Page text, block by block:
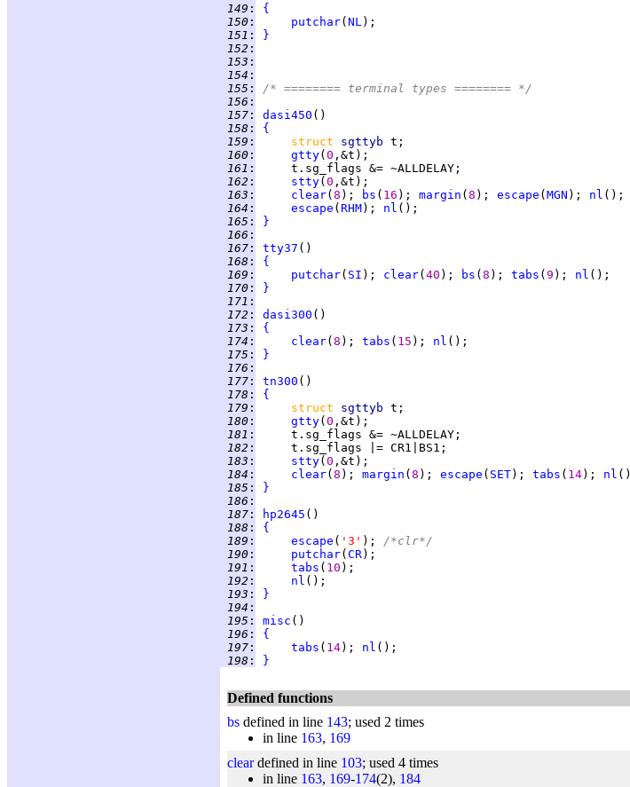
149 :
{
150 : putchar( NL
151 :
}
152 :
153 :
154 :
155 :
/* ======== terminal types ======== */
156 :
157 : dasi450
158 :
{
159 : struct sgttyb
160 : gtty( 0
161 :
162 : stty( 0
163 : clear( 8 ); bs ( 16 ); margin ( 8 ); escape ( MGN ); nl ();
164 : escape ( RHM); nl
165 :
}
166 :
167 : tty37
168 :
{
169 : putchar( SI ); clear( 40 ); bs ( 8 ); tabs ( 9 ); nl
170 :
}
171 :
172 : dasi300
173 :
{
174 : clear( 8 ); tabs ( 15 ); nl
175 :
}
176 :
177 : tn300
178 :
{
179 : struct sgttyb
180 : gtty( 0
181 :
182 :
183 : stty( 0
184 : clear( 8 ); margin ( 8 ); escape ( SET); tabs ( 14); nl
185 :
}
186 :
187 : hp2645
188 :
{
189 : escape ( '3' );
/*clr*/
190 : putchar( CR
191 : tabs ( 10
192 : nl
193 :
}
194 :
195 : misc
196 :
{
197 : tabs ( 14); nl
198 : }
Defined functions
bs defined in line 143; used 2 times
in line 163, 169
cleardefined in line 103; used 4 times
in line 163, 169-174(2), 184